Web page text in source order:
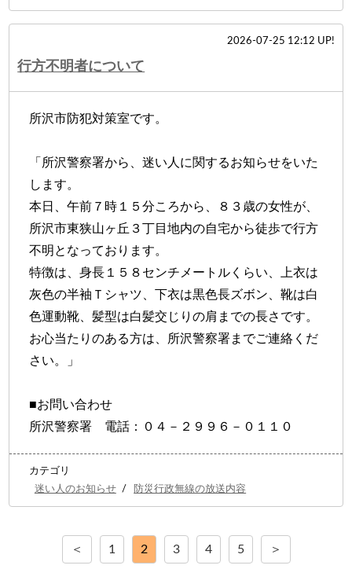
2026-07-25 12:12 UP!
行方不明者について
所沢市防犯対策室です。
「所沢警察署から、迷い人に関するお知らせをいた
します。
本日、午前７時１５分ころから、８３歳の女性が、
所沢市東狭山ヶ丘３丁目地内の自宅から徒歩で行方
不明となっております。
特徴は、身長１５８センチメートルくらい、上衣は
灰色の半袖Ｔシャツ、下衣は黒色長ズボン、靴は白
色運動靴、髪型は白髪交じりの肩までの長さです。
お心当たりのある方は、所沢警察署までご連絡くだ
さい。」
■お問い合わせ
所沢警察署 電話：０４－２９９６－０１１０
カテゴリ
迷い人のお知らせ / 防災行政無線の放送内容
＜ 1 2 3 4 5 ＞